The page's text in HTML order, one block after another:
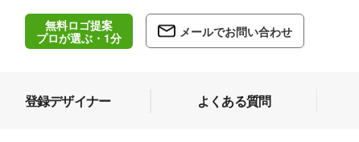
無料ロゴ提案
プロが選ぶ・1分
メールでお問い合わせ
登録デザイナー よくある質問